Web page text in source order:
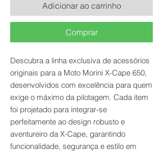
Adicionar ao carrinho
Comprar
Descubra a linha exclusiva de acessórios
originais para a Moto Morini X-Cape 650,
desenvolvidos com excelência para quem
exige o máximo da pilotagem. Cada item
foi projetado para integrar-se
perfeitamente ao design robusto e
aventureiro da X-Cape, garantindo
funcionalidade, segurança e estilo em